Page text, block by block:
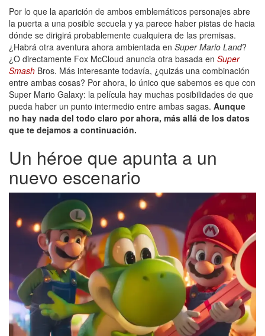
Por lo que la aparición de ambos emblemáticos personajes abre
la puerta a una posible secuela y ya parece haber pistas de hacia
dónde se dirigirá probablemente cualquiera de las premisas.
¿Habrá otra aventura ahora ambientada en Super Mario Land?
¿O directamente Fox McCloud anuncia otra basada en Super
Smash Bros. Más interesante todavía, ¿quizás una combinación
entre ambas cosas? Por ahora, lo único que sabemos es que con
Super Mario Galaxy: la película hay muchas posibilidades de que
pueda haber un punto intermedio entre ambas sagas. Aunque
no hay nada del todo claro por ahora, más allá de los datos
que te dejamos a continuación.
Un héroe que apunta a un
nuevo escenario